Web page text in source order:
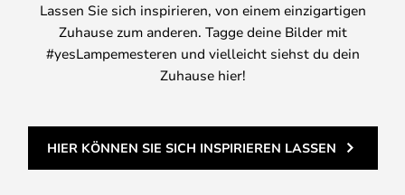
Lassen Sie sich inspirieren, von einem einzigartigen
Zuhause zum anderen. Tagge deine Bilder mit
#yesLampemesteren und vielleicht siehst du dein
Zuhause hier!
HIER KÖNNEN SIE SICH INSPIRIEREN LASSEN